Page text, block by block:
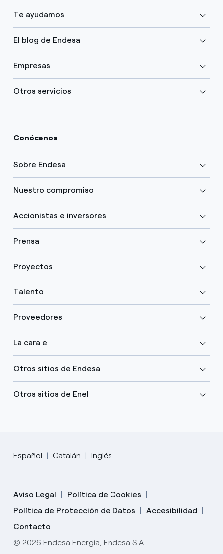
Te ayudamos
El blog de Endesa
Empresas
Otros servicios
Conócenos
Sobre Endesa
Nuestro compromiso
Accionistas e inversores
Prensa
Proyectos
Talento
Proveedores
La cara e
Otros sitios de Endesa
Otros sitios de Enel
Español Catalán Inglés
Aviso Legal
Política de Cookies
Política de Protección de Datos
Accesibilidad
Contacto
© 2026 Endesa Energía, Endesa S.A.